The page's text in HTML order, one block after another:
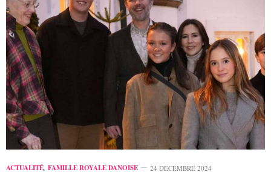
ACTUALITÉ, FAMILLE ROYALE DANOISE 24 DÉCEMBRE 2024